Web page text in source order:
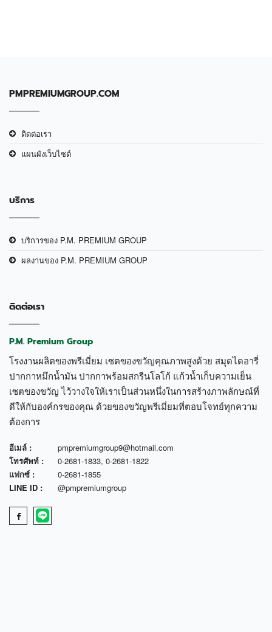
PMPREMIUMGROUP.COM
ติดต่อเรา
แผนผังเว็บไซต์
บริการ
บริการของ P.M. PREMIUM GROUP
ผลงานของ P.M. PREMIUM GROUP
ติดต่อเรา
P.M. Premium Group
โรงงานผลิตของพรีเมี่ยม เซตของขวัญคุณภาพสูงด้วย สมุดไดอารี่
ปากกาหมึกน้ำมัน ปากกาพร้อมสกรีนโลโก้ แก้วน้ำเก็บความเย็น
เซตของขวัญ ไว้วางใจให้เราเป็นส่วนหนึ่งในการสร้างภาพลักษณ์ที่
ดีให้กับองค์กรของคุณ ด้วยของขวัญพรีเมี่ยมที่ตอบโจทย์ทุกความ
ต้องการ
อีเมล์ :
pmpremiumgroup9@hotmail.com
โทรศัพท์ :
0-2681-1833, 0-2681-1822
แฟกซ์ :
0-2681-1855
LINE ID :
@pmpremiumgroup